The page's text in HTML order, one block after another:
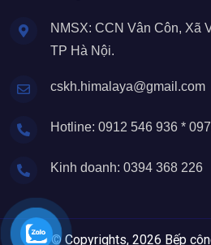
NMSX: CCN Vân Côn, Xã
TP Hà Nội.
cskh.himalaya@gmail.com
Hotline: 0912 546 936 *
Kinh doanh: 0394 368 226
© Copyrights, 2026 Bếp